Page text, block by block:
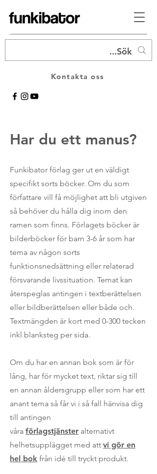
Kontakta oss
Har du ett manus?
Funkibator förlag ger ut en väldigt
specifikt sorts böcker. Om du som
författare vill få möjlighet att bli utgiven
så behöver du hålla dig inom den
ramen som finns. Förlagets böcker är
bilderböcker för barn 3-6 år som har
tema av någon sorts
funktionsnedsättning eller relaterad
försvarande livssituation. Temat kan
återspeglas antingen i textberättelsen
eller bildberättelsen eller både och.
Textmängden är kort med 0-300 tecken
inkl blanksteg per sida.
Om du har en annan bok som är för
lång, har för mycket text, riktar sig till
en annan åldersgrupp eller som har ett
anant tema så får vi i så fall hänvisa dig
till antingen
våra förlagstjänster alternativt
helhetsupplägget med att vi gör en
hel bok från idé till tryckt produkt.